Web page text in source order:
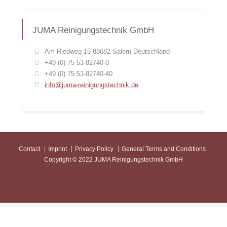
JUMA Reinigungstechnik GmbH
Am Riedweg 15 88682 Salem Deutschland
+49 (0) 75 53-82740-0
+49 (0) 75 53-82740-40
info@juma-reinigungstechnik.de
Contact Imprint Privacy Policy
General Terms and Conditions
Copyright © 2022 JUMA Reinigungstechnik GmbH